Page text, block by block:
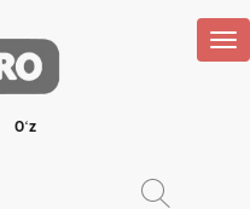
Oʻz